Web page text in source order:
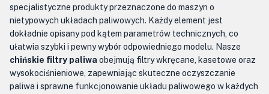
specjalistyczne produkty przeznaczone do maszyn o
nietypowych układach paliwowych. Każdy element jest
dokładnie opisany pod kątem parametrów technicznych, co
ułatwia szybki i pewny wybór odpowiedniego modelu. Nasze
chińskie filtry paliwa obejmują filtry wkręcane, kasetowe oraz
wysokociśnieniowe, zapewniając skuteczne oczyszczanie
paliwa i sprawne funkcjonowanie układu paliwowego w każdych